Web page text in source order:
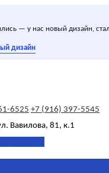
— у нас новый дизайн,
дизайн
6525 +7 (916) 397-5545
Вавилова, 81, к.1